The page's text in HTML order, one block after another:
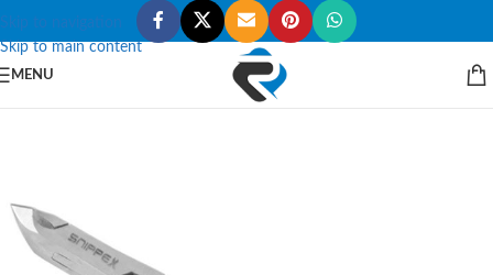
Skip to navigation
Skip to main content
MENU